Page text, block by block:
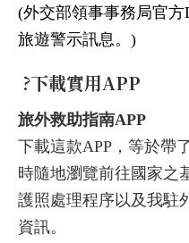
(外交部領事事務局官
旅遊警示訊息。)
?下載實用APP
旅外救助指南APP
下載這款APP，等於帶
時隨地瀏覽前往國家之
護照處理程序以及我駐
資訊。